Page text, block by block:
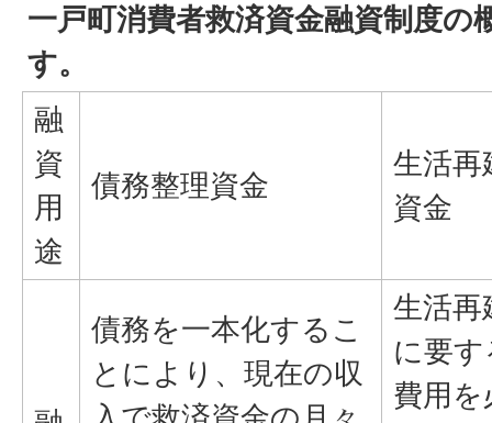
一戸町消費者救済資金融資制度の
す。
融
資
用
途
債務整理資金
生活再
資金
債務を一本化するこ
とにより、現在の収
生活再
に要
費用を